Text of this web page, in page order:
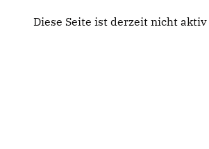
Diese Seite ist derzeit nicht